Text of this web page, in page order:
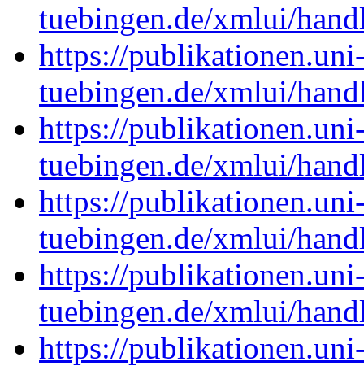
tuebingen.de/xmlui/
https://
tuebingen.de/xmlui/
https://
tuebingen.de/xmlui/
https://
tuebingen.de/xmlui/
https://
tuebingen.de/xmlui/
https://